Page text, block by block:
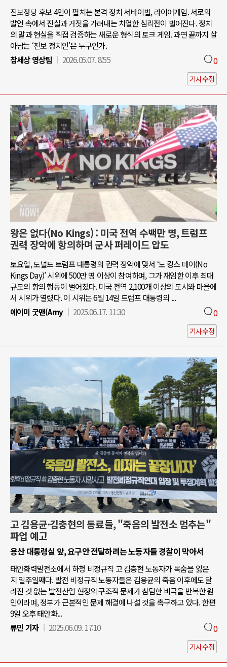
진보정당 후보 4인이 펼치는 본격 정치 서바이벌, 라이어게임. 서로의
발언 속에서 진실과 거짓을 가려내는 치열한 심리전이 벌어진다. 정치
의 말과 현실을 직접 검증하는 새로운 형식의 토크 게임. 과연 끝까지 살
아남는 ‘진보 정치인’은 누구인가.
참세상 영상팀
2026.05.07. 8:55 0
기사수정
왕은 없다(No Kings) : 미국 전역 수백만 명, 트럼프
권력 장악에 항의하며 군사 퍼레이드 압도
토요일, 도널드 트럼프 대통령의 권력 장악에 맞서 ‘노 킹스 데이(No
Kings Day)’ 시위에 500만 명 이상이 참여하며, 그가 재임한 이후 최대
규모의 항의 행동이 벌어졌다. 미국 전역 2,100개 이상의 도시와 마을에
서 시위가 열렸다. 이 시위는 6월 14일 트럼프 대통령의 ...
에이미 굿맨(Amy
2025.06.17. 11:30 0
기사수정
고 김용균·김충현의 동료들, "죽음의 발전소 멈추는"
파업 예고
용산 대통령실 앞, 요구안 전달하려는 노동자들 경찰이 막아서
태안화력발전소에서 하청 비정규직 고 김충현 노동자가 목숨을 잃은
지 일주일째다. 발전 비정규직 노동자들은 김용균의 죽음 이후에도 달
라진 것 없는 발전산업 현장의 구조적 문제가 참담한 비극을 반복한 원
인이라며, 정부가 근본적인 문제 해결에 나설 것을 촉구하고 있다. 한편
9일 오후 태안화...
류민 기자
2025.06.09. 17:10 0
기사수정